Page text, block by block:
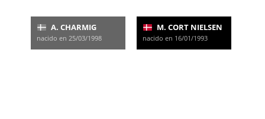
A. CHARMIG
nacido en 25/03/1998
M. CORT NIELSEN
nacido en 16/01/1993